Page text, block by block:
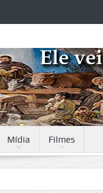
Mídia Filmes